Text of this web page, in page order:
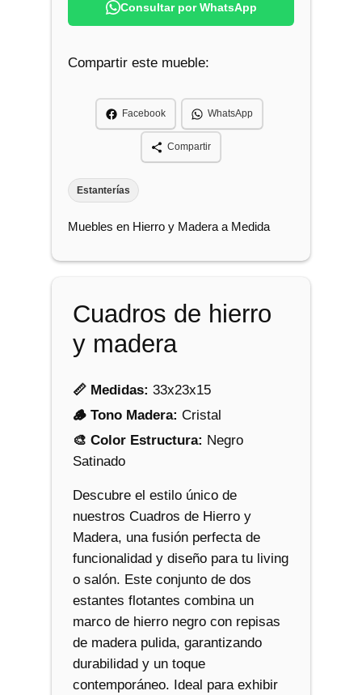
d
o
e
r
a
d
e
c
n
Consultar por WhatsApp
Compartir este mueble:
Facebook WhatsApp
Compartir
Estanterías
Muebles en Hierro y Madera a Medida
Cuadros de hierro
y madera
📏 Medidas: 33x23x15
🪵 Tono Madera: Cristal
🎨 Color Estructura: Negro
Satinado
Descubre el estilo único de
nuestros Cuadros de Hierro y
Madera, una fusión perfecta de
funcionalidad y diseño para tu living
o salón. Este conjunto de dos
estantes flotantes combina un
marco de hierro negro con repisas
de madera pulida, garantizando
durabilidad y un toque
contemporáneo. Ideal para exhibir